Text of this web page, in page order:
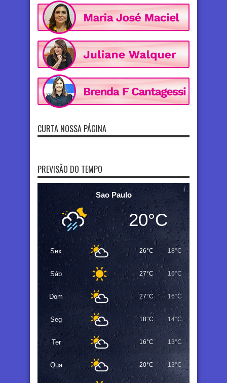
CURTA NOSSA PÁGINA
PREVISÃO DO TEMPO
Sao Paulo
20°C
Sex 26°C 18°C
Sáb 27°C 16°C
Dom 27°C 16°C
Seg 18°C 14°C
Ter 16°C 13°C
Qua 20°C 13°C